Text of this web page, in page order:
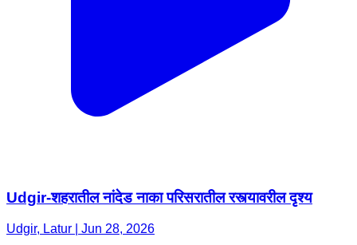
Udgir-शहरातील नांदेड नाका परिसरातील रस्त्यावरील दृश्य
Udgir, Latur | Jun 28, 2026